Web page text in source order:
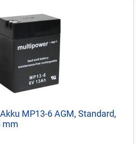
MP13-6 AGM, Standard,
mm